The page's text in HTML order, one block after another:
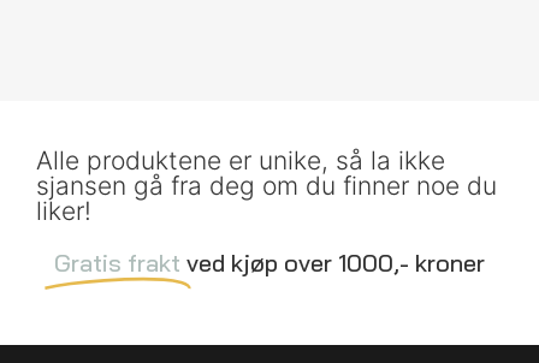
Alle produktene er unike, så la ikke
sjansen gå fra deg om du finner noe du
liker!
Gratis frakt ved kjøp over 1000,- kroner